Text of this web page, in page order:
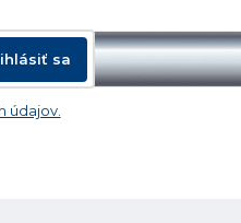
sa
údajov.